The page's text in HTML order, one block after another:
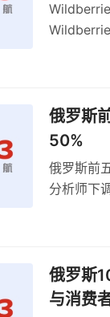
俄罗斯
50%
俄罗斯前
分析师下
俄罗斯
与消费